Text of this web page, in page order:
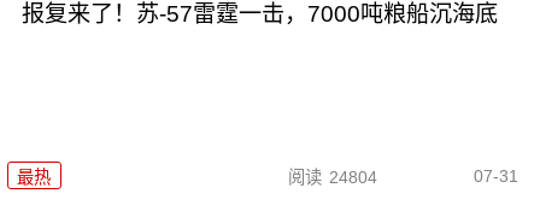
报复来了！苏-57雷霆一击，7000吨粮船沉海底
最热 阅读 24804 07-31